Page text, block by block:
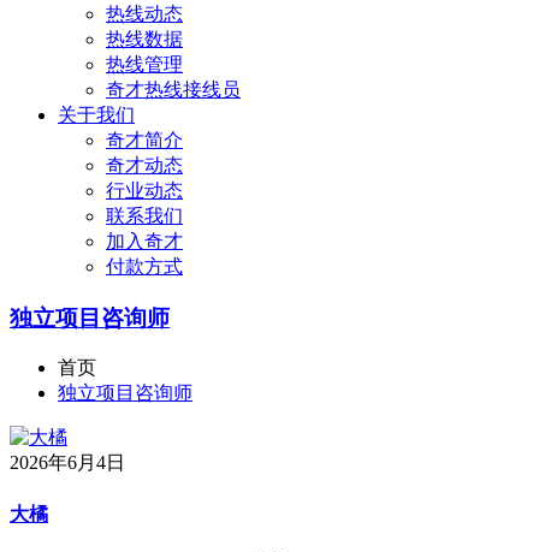
热线动态
热线数据
热线管理
奇才热线接线员
关于我们
奇才简介
奇才动态
行业动态
联系我们
加入奇才
付款方式
独立项目咨询师
首页
独立项目咨询师
2026年6月4日
大橘